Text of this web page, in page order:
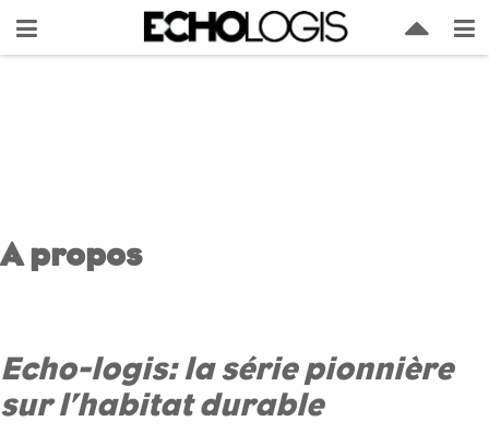
A propos
Echo-logis: la série pionnière
sur l’habitat durable